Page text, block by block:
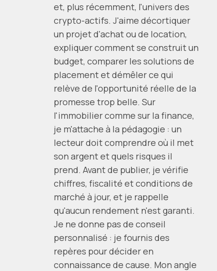
et, plus récemment, l'univers des
crypto-actifs. J'aime décortiquer
un projet d'achat ou de location,
expliquer comment se construit un
budget, comparer les solutions de
placement et démêler ce qui
relève de l'opportunité réelle de la
promesse trop belle. Sur
l'immobilier comme sur la finance,
je m'attache à la pédagogie : un
lecteur doit comprendre où il met
son argent et quels risques il
prend. Avant de publier, je vérifie
chiffres, fiscalité et conditions de
marché à jour, et je rappelle
qu'aucun rendement n'est garanti.
Je ne donne pas de conseil
personnalisé : je fournis des
repères pour décider en
connaissance de cause. Mon angle